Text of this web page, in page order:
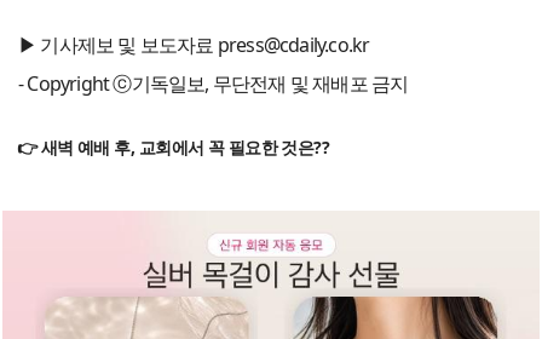
▶ 기사제보 및 보도자료 press@cdaily.co.kr
- Copyright ⓒ기독일보, 무단전재 및 재배포 금지
👉 새벽 예배 후, 교회에서 꼭 필요한 것은??